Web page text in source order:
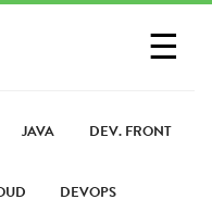
☰
LIENJAVA DEV. FRONT
DEVOPS